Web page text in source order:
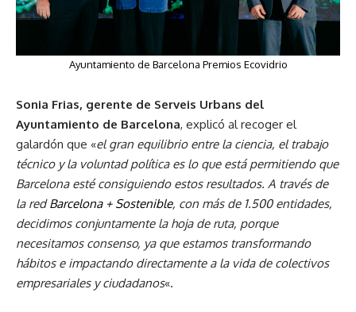
Ayuntamiento de Barcelona Premios Ecovidrio
Sonia Frias, gerente de Serveis Urbans del
Ayuntamiento de Barcelona, explicó al recoger el
galardón que «el gran equilibrio entre la ciencia, el trabajo
técnico y la voluntad política es lo que está permitiendo que
Barcelona esté consiguiendo estos resultados. A través de
la redBarcelona + Sostenible, con más de 1.500 entidades,
decidimos conjuntamente la hoja de ruta, porque
necesitamos consenso, ya que estamos transformando
hábitos e impactando directamente a la vida de colectivos
empresariales y ciudadanos«.